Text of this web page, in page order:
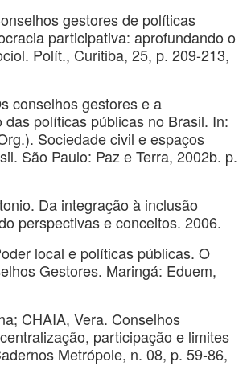
gestores de políticas
participativa: aprofundando o
Polít., Curitiba, 25, p. 209-213,
conselhos gestores e a
das políticas públicas no Brasil. In:
Sociedade civil e espaços
São Paulo: Paz e Terra, 2002b. p.
Da integração à inclusão
perspectivas e conceitos. 2006.
local e políticas públicas. O
Gestores. Maringá: Eduem,
CHAIA, Vera. Conselhos
participação e limites
Metrópole, n. 08, p. 59-86,